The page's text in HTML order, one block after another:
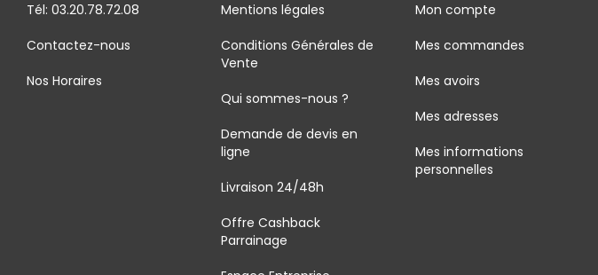
Tél: 03.20.78.72.08
Contactez-nous
Nos Horaires
Mentions légales
Conditions Générales de
Vente
Qui sommes-nous ?
Demande de devis en
ligne
Livraison 24/48h
Offre Cashback
Parrainage
Mon compte
Mes commandes
Mes avoirs
Mes adresses
Mes informations
personnelles